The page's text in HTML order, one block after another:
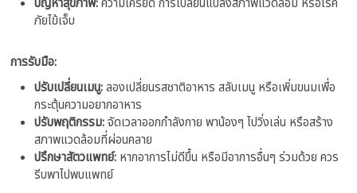
ภัยไข้เจ็บ
การรับมือ:
ปรับเปลี่ยนเมนู:ลองเปลี่ยนรสชาติอาหาร สลับเมนู หรือเพิ่มขนมเพื่อ
กระตุ้นความอยากอาหาร
ปรับพฤติกรรม:จัดเวลาออกกำลังกาย พาน้องๆ ไปวิ่งเล่น หรือสร้าง
สภาพแวดล้อมที่ผ่อนคลาย
ปรึกษาสัตวแพทย์: หากอาการไม่ดีขึ้น หรือมีอาการอื่นๆ ร่วมด้วย ควร
รีบพาไปพบแพทย์